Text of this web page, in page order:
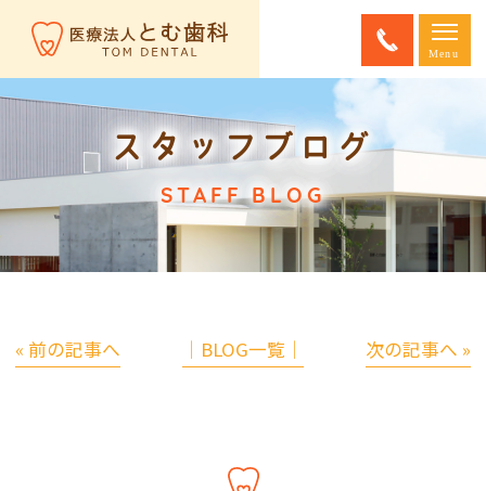
スタッフブログ
STAFF BLOG
« 前の記事へ │BLOG一覧│ 次の記事へ »